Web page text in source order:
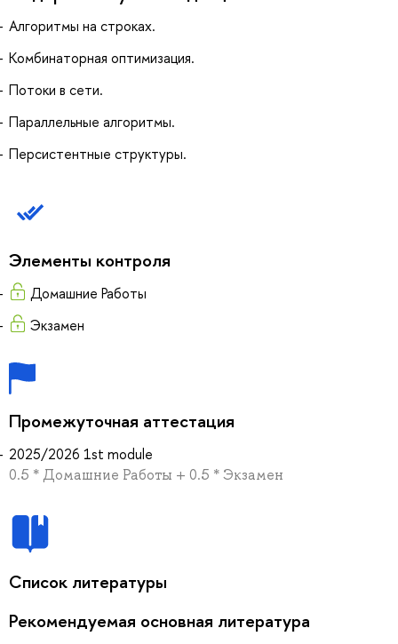
Алгоритмы на строках.
Комбинаторная оптимизация.
Потоки в сети.
Параллельные алгоритмы.
Персистентные структуры.
Элементы контроля
Домашние Работы
Экзамен
Промежуточная аттестация
2025/2026 1st module
0.5 * Домашние Работы + 0.5 * Экзамен
Список литературы
Рекомендуемая основная литература